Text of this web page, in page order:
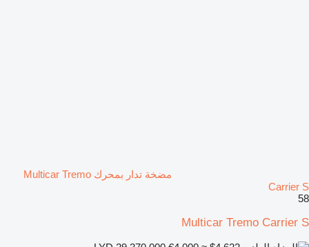
مضخة تدار بمحرك Multicar Tremo
Carrier S
58
Multicar Tremo Carrier S